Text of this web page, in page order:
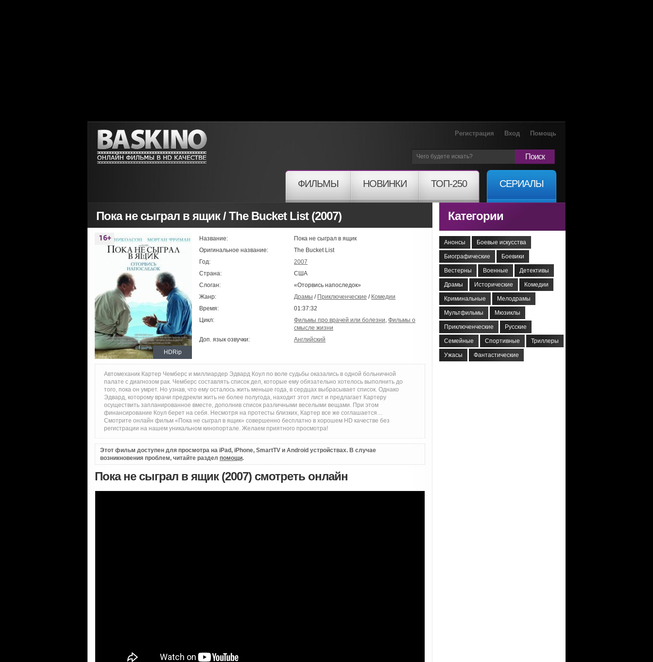
Регистрация Вход Помощь
Поиск
ФИЛЬМЫ НОВИНКИ ТОП-250 СЕРИАЛЫ
Пока не сыграл в ящик / The Bucket List (2007)
HDRip
Название:
Пока не сыграл в ящик
Оригинальное название:
The Bucket List
Год:
2007
Страна:
США
Слоган:
«Оторвись напоследок»
Жанр:
Драмы / Приключенческие / Комедии
Время:
01:37:32
Цикл:
Фильмы про врачей или болезни, Фильмы о
смысле жизни
Доп. язык озвучки:
Английский
Автомеханик Картер Чемберс и миллиардер Эдвард Коул по воле судьбы оказались в одной больничной
палате с диагнозом рак. Чемберс составлять список дел, которые ему обязательно хотелось выполнить до
того, пока он умрет. Но узнав, что ему осталось жить меньше года, в сердцах выбрасывает список. Однако
Эдвард, которому врачи предрекли жить не более полугода, находит этот лист и предлагает Картеру
осуществить запланированное вместе, дополнив список различными веселыми вещами. При этом
финансирование Коул берет на себя. Несмотря на протесты близких, Картер все же соглашается…
Смотрите онлайн фильм «Пока не сыграл в ящик» совершенно бесплатно в хорошем HD качестве без
регистрации на нашем уникальном кинопортале. Желаем приятного просмотра!
Этот фильм доступен для просмотра на iPad, iPhone, SmartTV и Android устройствах. В случае
возникновения проблем, читайте раздел помощи.
Пока не сыграл в ящик (2007) смотреть онлайн
Категории
Анонсы Боевые искусства
Биографические Боевики
Вестерны Военные Детективы
Драмы Исторические Комедии
Криминальные Мелодрамы
Мультфильмы Мюзиклы
Приключенческие Русские
Семейные Спортивные Триллеры
Ужасы Фантастические